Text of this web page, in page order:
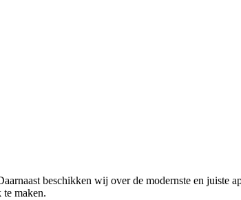
beschikken wij over de modernste en juiste
te maken.